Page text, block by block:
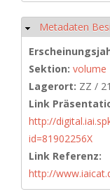
Ausblenden
Metadaten
Sektion: volume
Lagerort: ZZ /
Link
http://
id=81902256X
Link Referenz:
http://